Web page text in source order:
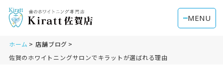
MENU
ホーム
店舗ブログ
佐賀のホワイトニングサロンでキラットが選ばれる理由